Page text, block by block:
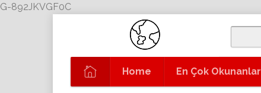
G-892JKVGF0C
Home En Çok Okunanlar